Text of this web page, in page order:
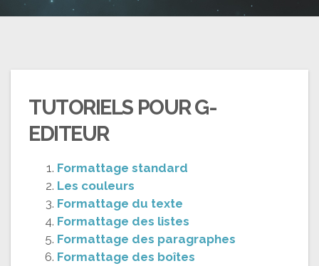
TUTORIELS POUR G-
EDITEUR
Formattage standard
Les couleurs
Formattage du texte
Formattage des listes
Formattage des paragraphes
Formattage des boîtes